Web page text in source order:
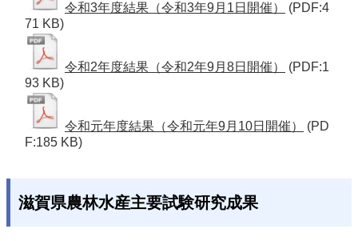
令和3年度結果（令和3年9月1日開催）
(PDF:4
71 KB)
令和2年度結果（令和2年9月8日開催）
(PDF:1
93 KB)
令和元年度結果（令和元年9月10日開催）
(PD
F:185 KB)
滋賀県農林水産主要試験研究成果